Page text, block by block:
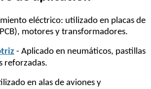
eléctrico: utilizado en placas de
motores y transformadores.
- Aplicado en neumáticos, pastillas
reforzadas.
en alas de aviones y